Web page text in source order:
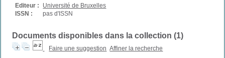
Editeur :
Université de Bruxelles
ISSN :
pas d'ISSN
Documents disponibles dans la collection (1)
Faire une suggestion Affiner la recherche